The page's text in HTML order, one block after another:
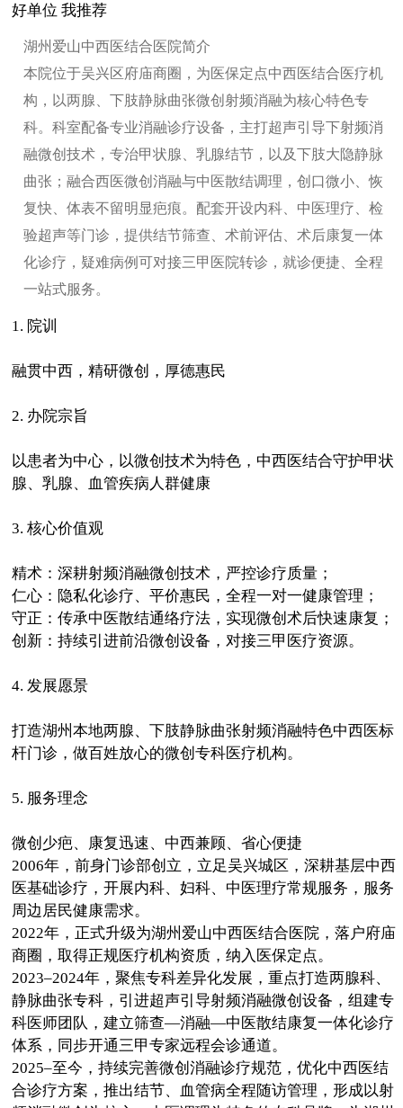
好单位 我推荐
湖州爱山中西医结合医院简介
本院位于吴兴区府庙商圈，为医保定点中西医结合医疗机
构，以两腺、下肢静脉曲张微创射频消融为核心特色专
科。科室配备专业消融诊疗设备，主打超声引导下射频消
融微创技术，专治甲状腺、乳腺结节，以及下肢大隐静脉
曲张；融合西医微创消融与中医散结调理，创口微小、恢
复快、体表不留明显疤痕。配套开设内科、中医理疗、检
验超声等门诊，提供结节筛查、术前评估、术后康复一体
化诊疗，疑难病例可对接三甲医院转诊，就诊便捷、全程
一站式服务。
1. 院训
融贯中西，精研微创，厚德惠民
2. 办院宗旨
以患者为中心，以微创技术为特色，中西医结合守护甲状
腺、乳腺、血管疾病人群健康
3. 核心价值观
精术：深耕射频消融微创技术，严控诊疗质量；
仁心：隐私化诊疗、平价惠民，全程一对一健康管理；
守正：传承中医散结通络疗法，实现微创术后快速康复；
创新：持续引进前沿微创设备，对接三甲医疗资源。
4. 发展愿景
打造湖州本地两腺、下肢静脉曲张射频消融特色中西医标
杆门诊，做百姓放心的微创专科医疗机构。
5. 服务理念
微创少疤、康复迅速、中西兼顾、省心便捷
2006年，前身门诊部创立，立足吴兴城区，深耕基层中西
医基础诊疗，开展内科、妇科、中医理疗常规服务，服务
周边居民健康需求。
2022年，正式升级为湖州爱山中西医结合医院，落户府庙
商圈，取得正规医疗机构资质，纳入医保定点。
2023–2024年，聚焦专科差异化发展，重点打造两腺科、
静脉曲张专科，引进超声引导射频消融微创设备，组建专
科医师团队，建立筛查—消融—中医散结康复一体化诊疗
体系，同步开通三甲专家远程会诊通道。
2025–至今，持续完善微创消融诊疗规范，优化中西医结
合诊疗方案，推出结节、血管病全程随访管理，形成以射